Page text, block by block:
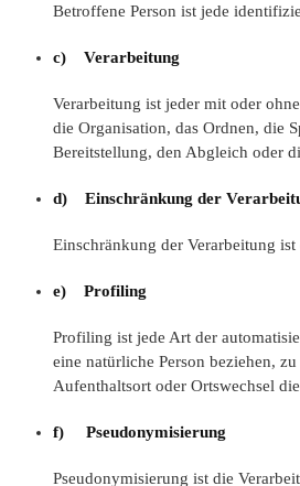
Betroffene Person ist jede
c) Verarbeitung
Verarbeitung ist jeder mit oder
die Organisation, das Ordnen, die
Bereitstellung, den Abgleich oder
d) Einschränkung der
Einschränkung der Verarbeitung
e) Profiling
Profiling ist jede Art der
eine natürliche Person beziehen,
Aufenthaltsort oder Ortswechsel
f) Pseudonymisierung
Pseudonymisierung ist die